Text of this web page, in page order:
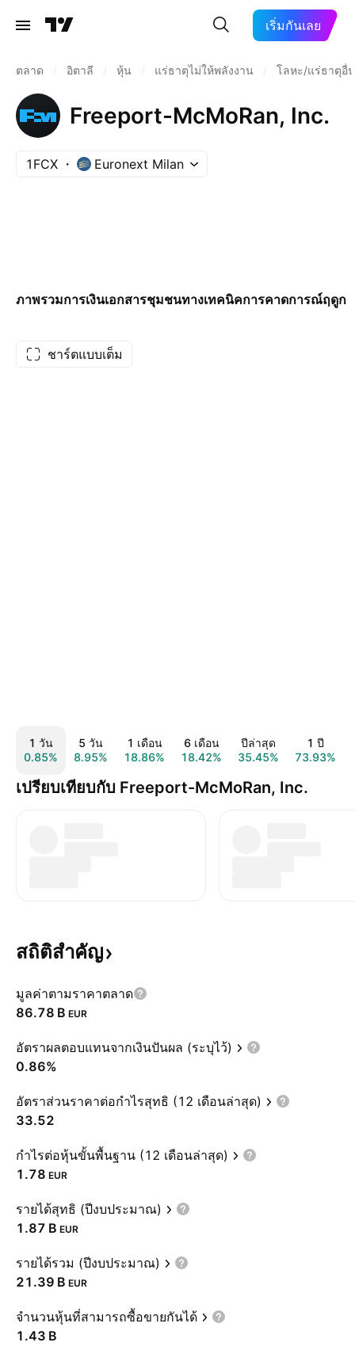
เริ่มกันเลย
ตลาด อิตาลี หุ้น แร่ธาตุไม่ให้พลังงาน โลหะ/แร่ธาตุอื่
Freeport-McMoRan, Inc.
1FCX Euronext Milan
ภาพรวมการเงินเอกสารชุมชนทางเทคนิคการคาดการณ์ฤดูก
ชาร์ตแบบเต็ม
1 วัน
0.85%
5 วัน
8.95%
1 เดือน
18.86%
6 เดือน
18.42%
ปีล่าสุด
35.45%
1 ปี
73.93%
เปรียบเทียบกับ Freeport-McMoRan, Inc.
สถิติสำคัญ
มูลค่าตามราคาตลาด
‪86.78 B‬ EUR
อัตราผลตอบแทนจากเงินปันผล (ระบุไว้)
0.86%
อัตราส่วนราคาต่อกำไรสุทธิ (12 เดือนล่าสุด)
33.52
กำไรต่อหุ้นขั้นพื้นฐาน (12 เดือนล่าสุด)
1.78 EUR
รายได้สุทธิ (ปีงบประมาณ)
‪1.87 B‬ EUR
รายได้รวม (ปีงบประมาณ)
‪21.39 B‬ EUR
จำนวนหุ้นที่สามารถซื้อขายกันได้
‪1.43 B‬